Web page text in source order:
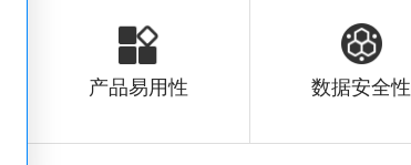
产品易用性 数据安全性